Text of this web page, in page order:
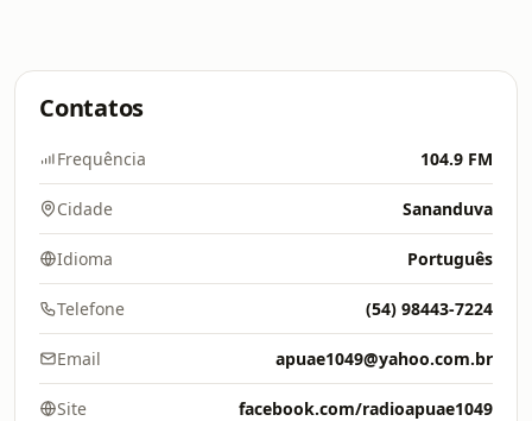
Contatos
Frequência 104.9 FM
Cidade Sananduva
Idioma Português
Telefone (54) 98443-7224
Email apuae1049@yahoo.com.br
Site facebook.com/radioapuae1049